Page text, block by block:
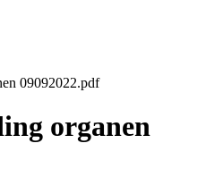
09092022.pdf
organen